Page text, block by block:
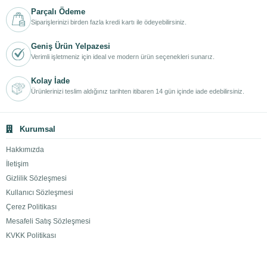
Parçalı Ödeme
Siparişlerinizi birden fazla kredi kartı ile ödeyebilirsiniz.
Geniş Ürün Yelpazesi
Verimli işletmeniz için ideal ve modern ürün seçenekleri sunarız.
Kolay İade
Ürünlerinizi teslim aldığınız tarihten itibaren 14 gün içinde iade edebilirsiniz.
Kurumsal
Hakkımızda
İletişim
Gizlilik Sözleşmesi
Kullanıcı Sözleşmesi
Çerez Politikası
Mesafeli Satış Sözleşmesi
KVKK Politikası